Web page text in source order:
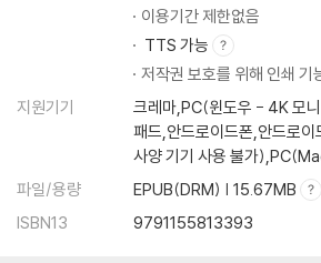
이용기간 제한없음
TTS 가능
저작권 보호를 위해 인쇄 기
지원기기
크레마,PC(윈도우 - 4K 모
패드,안드로이드폰,안드로
사양 기기 사용 불가
파일/용량
EPUB(DRM) | 15.67MB
ISBN13
9791155813393